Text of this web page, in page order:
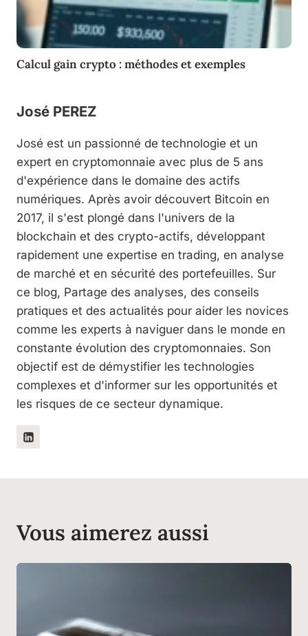
Calcul gain crypto : méthodes et exemples
José PEREZ
José est un passionné de technologie et un
expert en cryptomonnaie avec plus de 5 ans
d'expérience dans le domaine des actifs
numériques. Après avoir découvert Bitcoin en
2017, il s'est plongé dans l'univers de la
blockchain et des crypto-actifs, développant
rapidement une expertise en trading, en analyse
de marché et en sécurité des portefeuilles. Sur
ce blog, Partage des analyses, des conseils
pratiques et des actualités pour aider les novices
comme les experts à naviguer dans le monde en
constante évolution des cryptomonnaies. Son
objectif est de démystifier les technologies
complexes et d'informer sur les opportunités et
les risques de ce secteur dynamique.
Vous aimerez aussi